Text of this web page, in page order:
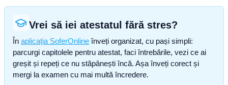
Vrei să iei atestatul fără stres?
În aplicația SoferOnline înveți organizat, cu pași simpli:
parcurgi capitolele pentru atestat, faci întrebările, vezi ce ai
greșit și repeți ce nu stăpânești încă. Așa înveți corect și
mergi la examen cu mai multă încredere.